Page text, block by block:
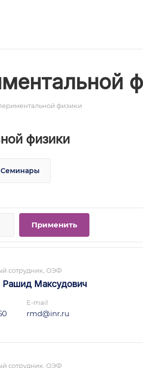
физики
физики
Семинары
сотрудник, ОЭФ
Рашид Максудович
E-mail
rmd@inr.ru
сотрудник, ОЭФ